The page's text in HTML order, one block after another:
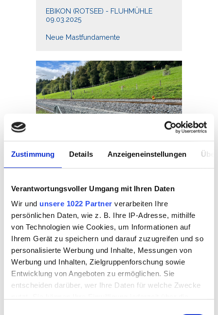
Zustimmung Details Anzeigeneinstellungen
Verantwortungsvoller Umgang mit Ihren Daten
Wir und unsere 1022 Partner verarbeiten Ihre
persönlichen Daten, wie z. B. Ihre IP-Adresse, mithilfe
von Technologien wie Cookies, um Informationen auf
Ihrem Gerät zu speichern und darauf zuzugreifen und so
personalisierte Werbung und Inhalte, Messungen von
Werbung und Inhalten, Zielgruppenforschung sowie
Entwicklung von Angeboten zu ermöglichen. Sie
entscheiden darüber, wer Ihre Daten für welche Zwecke
EBIKON (ROTSEE) - FLUHMÜHLE
09.03.2025
Neue Mastfundamente
EBIKON - ROTSEE
Fahrbahnerneuerung 2025